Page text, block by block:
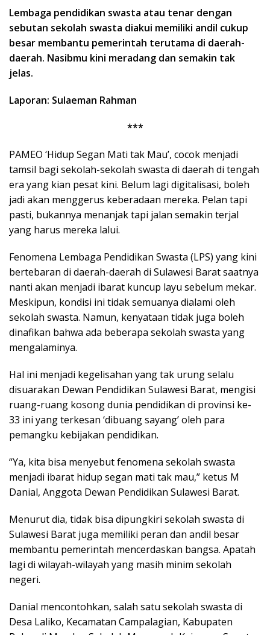
Lembaga pendidikan swasta atau tenar dengan
sebutan sekolah swasta diakui memiliki andil cukup
besar membantu pemerintah terutama di daerah-
daerah. Nasibmu kini meradang dan semakin tak
jelas.
Laporan: Sulaeman Rahman
***
PAMEO ‘Hidup Segan Mati tak Mau’, cocok menjadi
tamsil bagi sekolah-sekolah swasta di daerah di tengah
era yang kian pesat kini. Belum lagi digitalisasi, boleh
jadi akan menggerus keberadaan mereka. Pelan tapi
pasti, bukannya menanjak tapi jalan semakin terjal
yang harus mereka lalui.
Fenomena Lembaga Pendidikan Swasta (LPS) yang kini
bertebaran di daerah-daerah di Sulawesi Barat saatnya
nanti akan menjadi ibarat kuncup layu sebelum mekar.
Meskipun, kondisi ini tidak semuanya dialami oleh
sekolah swasta. Namun, kenyataan tidak juga boleh
dinafikan bahwa ada beberapa sekolah swasta yang
mengalaminya.
Hal ini menjadi kegelisahan yang tak urung selalu
disuarakan Dewan Pendidikan Sulawesi Barat, mengisi
ruang-ruang kosong dunia pendidikan di provinsi ke-
33 ini yang terkesan ‘dibuang sayang’ oleh para
pemangku kebijakan pendidikan.
“Ya, kita bisa menyebut fenomena sekolah swasta
menjadi ibarat hidup segan mati tak mau,” ketus M
Danial, Anggota Dewan Pendidikan Sulawesi Barat.
Menurut dia, tidak bisa dipungkiri sekolah swasta di
Sulawesi Barat juga memiliki peran dan andil besar
membantu pemerintah mencerdaskan bangsa. Apatah
lagi di wilayah-wilayah yang masih minim sekolah
negeri.
Danial mencontohkan, salah satu sekolah swasta di
Desa Laliko, Kecamatan Campalagian, Kabupaten